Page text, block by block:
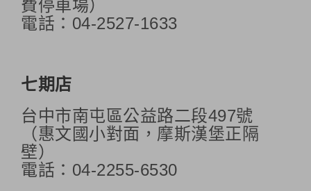
費停車場）
電話：04-2527-1633
七期店
台中市南屯區公益路二段497號
（惠文國小對面，摩斯漢堡正隔
壁）
電話：04-2255-6530